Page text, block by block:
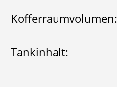
Kofferraumvolumen:
Tankinhalt: